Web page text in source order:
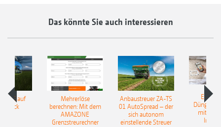
Das könnte Sie auch interessieren
auf
Mehrerlöse
berechnen: Mit dem
AMAZONE
Grenzstreurechner
Anbaustreuer ZA-TS
01 AutoSpread – der
sich autonom
einstellende Streuer
mit